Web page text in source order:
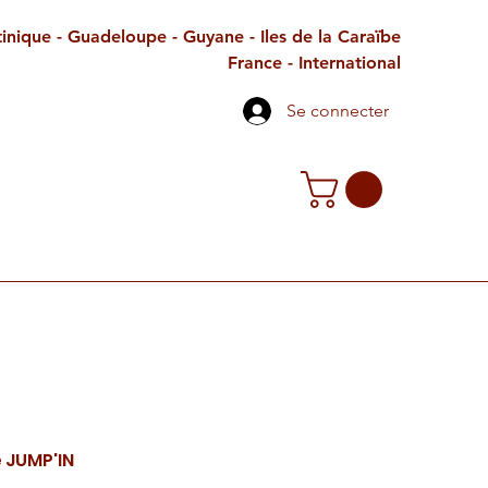
- Guadeloupe - Guyane - Iles de la Caraïbe
France - International
Se connecter